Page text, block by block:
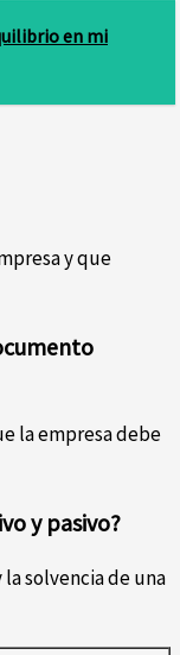
en mi
y que
la empresa debe
y pasivo?
solvencia de una